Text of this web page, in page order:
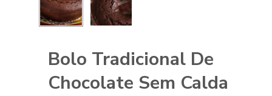
Bolo Tradicional De
Chocolate Sem Calda